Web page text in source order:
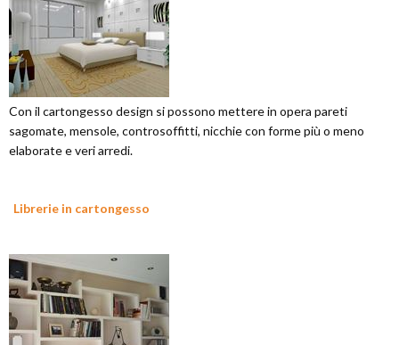
Con il cartongesso design si possono mettere in opera pareti
sagomate, mensole, controsoffitti, nicchie con forme più o meno
elaborate e veri arredi.
Librerie in cartongesso